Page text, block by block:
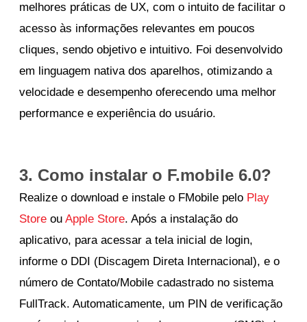
melhores práticas de UX, com o intuito de facilitar o
acesso às informações relevantes em poucos
cliques, sendo objetivo e intuitivo. Foi desenvolvido
em linguagem nativa dos aparelhos, otimizando a
velocidade e desempenho oferecendo uma melhor
performance e experiência do usuário.
3. Como instalar o F.mobile 6.0?
Realize o download e instale o FMobile pelo Play
Store ouApple Store. Após a instalação do
aplicativo, para acessar a tela inicial de login,
informe o DDI (Discagem Direta Internacional), e o
número de Contato/Mobile cadastrado no sistema
FullTrack. Automaticamente, um PIN de verificação